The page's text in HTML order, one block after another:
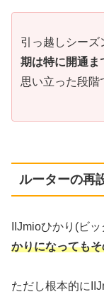
引っ越しシーズ
期は特に開通ま
思い立った段階
ルーターの再
IIJmioひかり(ビ
かりになっても
ただし根本的に